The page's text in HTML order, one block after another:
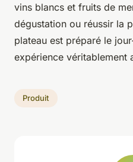
vins blancs et fruits de
dégustation ou réussir la
plateau est préparé le
expérience véritablement
Produit